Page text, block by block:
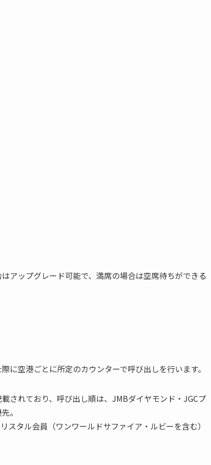
アップグレード可能で、満席の場合は空席待ちができる
に空港ごとに所定のカウンターで呼び出しを行います。
されており、呼び出し順は、JMBダイヤモンド・JGCプ
。
タル会員（ワンワールドサファイア・ルビーを含む）